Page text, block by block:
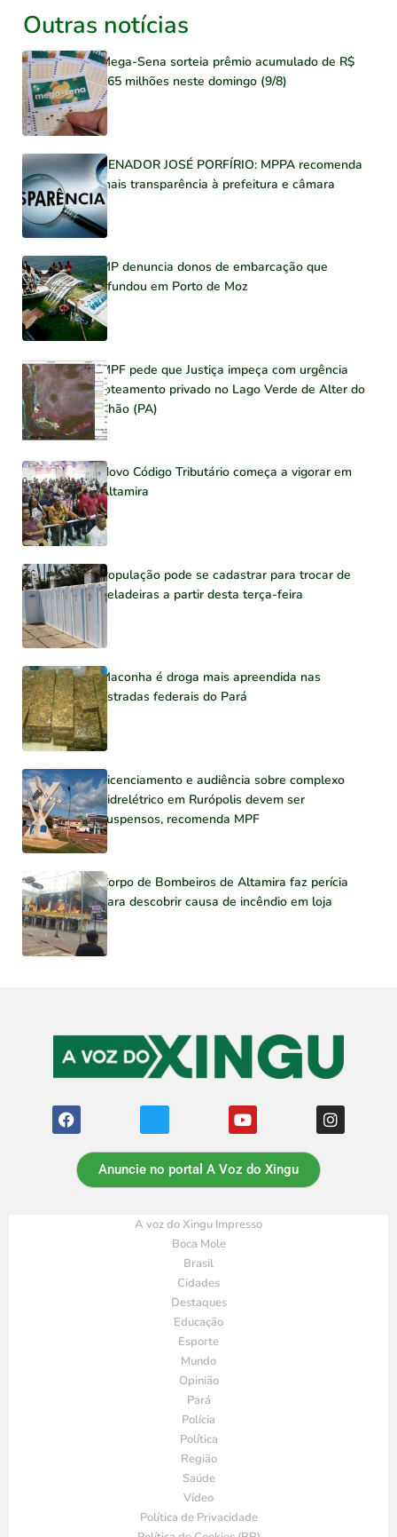
Outras notícias
Mega-Sena sorteia prêmio acumulado de R$
165 milhões neste domingo (9/8)
SENADOR JOSÉ PORFÍRIO: MPPA recomenda
mais transparência à prefeitura e câmara
MP denuncia donos de embarcação que
afundou em Porto de Moz
MPF pede que Justiça impeça com urgência
loteamento privado no Lago Verde de Alter do
Chão (PA)
Novo Código Tributário começa a vigorar em
Altamira
População pode se cadastrar para trocar de
geladeiras a partir desta terça-feira
Maconha é droga mais apreendida nas
estradas federais do Pará
Licenciamento e audiência sobre complexo
hidrelétrico em Rurópolis devem ser
suspensos, recomenda MPF
Corpo de Bombeiros de Altamira faz perícia
para descobrir causa de incêndio em loja
Anuncie no portal A Voz do Xingu
A voz do Xingu Impresso
Boca Mole
Brasil
Cidades
Destaques
Educação
Esporte
Mundo
Opinião
Pará
Polícia
Política
Região
Saúde
Vídeo
Política de Privacidade